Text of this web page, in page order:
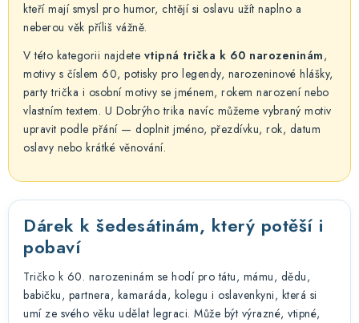
kteří mají smysl pro humor, chtějí si oslavu užít naplno a
neberou věk příliš vážně.
V této kategorii najdete vtipná trička k 60 narozeninám,
motivy s číslem 60, potisky pro legendy, narozeninové hlášky,
party trička i osobní motivy se jménem, rokem narození nebo
vlastním textem. U Dobrýho trika navíc můžeme vybraný motiv
upravit podle přání — doplnit jméno, přezdívku, rok, datum
oslavy nebo krátké věnování.
Dárek k šedesátinám, který potěší i
pobaví
Tričko k 60. narozeninám se hodí pro tátu, mámu, dědu,
babičku, partnera, kamaráda, kolegu i oslavenkyni, která si
umí ze svého věku udělat legraci. Může být výrazné, vtipné,